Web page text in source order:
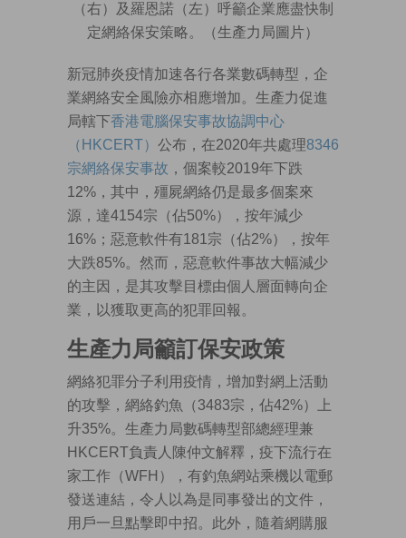
（右）及羅恩諾（左）呼籲企業應盡快制
定網絡保安策略。（生產力局圖片）
新冠肺炎疫情加速各行各業數碼轉型，企
業網絡安全風險亦相應增加。生產力促進
局轄下香港電腦保安事故協調中心
（HKCERT） 公布，在2020年共處理8346
宗網絡保安事故 ，個案較2019年下跌
12%，其中，殭屍網絡仍是最多個案來
源，達4154宗（佔50%），按年減少
16%；惡意軟件有181宗（佔2%），按年
大跌85%。然而，惡意軟件事故大幅減少
的主因，是其攻擊目標由個人層面轉向企
業，以獲取更高的犯罪回報。
生產力局籲訂保安政策
網絡犯罪分子利用疫情，增加對網上活動
的攻擊，網絡釣魚（3483宗，佔42%）上
升35%。生產力局數碼轉型部總經理兼
HKCERT負責人陳仲文解釋，疫下流行在
家工作（WFH），有釣魚網站乘機以電郵
發送連結，令人以為是同事發出的文件，
用戶一旦點擊即中招。此外，隨着網購服